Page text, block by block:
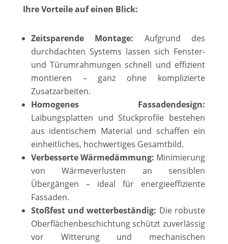
Ihre Vorteile auf einen Blick:
Zeitsparende Montage: Aufgrund des
durchdachten Systems lassen sich Fenster-
und Türumrahmungen schnell und effizient
montieren – ganz ohne komplizierte
Zusatzarbeiten.
Homogenes Fassadendesign:
Laibungsplatten und Stuckprofile bestehen
aus identischem Material und schaffen ein
einheitliches, hochwertiges Gesamtbild.
Verbesserte Wärmedämmung: Minimierung
von Wärmeverlusten an sensiblen
Übergängen – ideal für energieeffiziente
Fassaden.
Stoßfest und wetterbeständig: Die robuste
Oberflächenbeschichtung schützt zuverlässig
vor Witterung und mechanischen